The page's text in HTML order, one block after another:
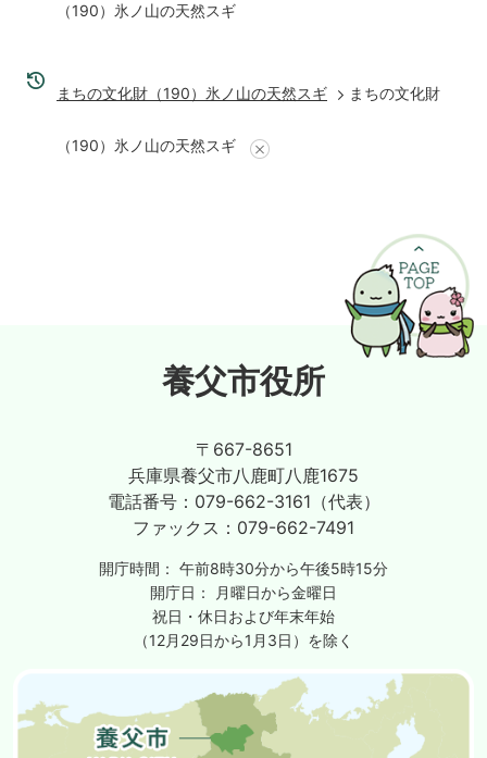
（190）氷ノ山の天然スギ
まちの文化財（190）氷ノ山の天然スギ まちの文化財
（190）氷ノ山の天然スギ
養父市役所
〒667-8651
兵庫県養父市八鹿町八鹿1675
電話番号： 079-662-3161（代表）
ファックス： 079-662-7491
開庁時間： 午前8時30分から午後5時15分
開庁日：
月曜日から金曜日
祝日・休日および年末年始
（12月29日から1月3日）を除く